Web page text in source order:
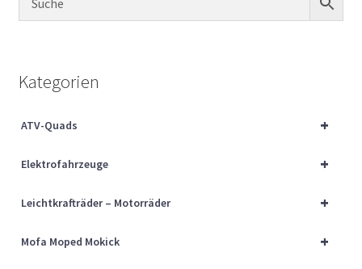
Sachs Ersatzteile
Über uns
Kategorien
+
ATV-Quads
+
Elektrofahrzeuge
+
Leichtkrafträder – Motorräder
+
Mofa Moped Mokick